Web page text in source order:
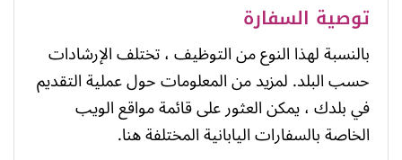
توصية السفارة
بالنسبة لهذا النوع من التوظيف ، تختلف الإرشادات
حسب البلد. لمزيد من المعلومات حول عملية التقديم
في بلدك ، يمكن العثور على قائمة مواقع الويب
الخاصة بالسفارات اليابانية المختلفة هنا.